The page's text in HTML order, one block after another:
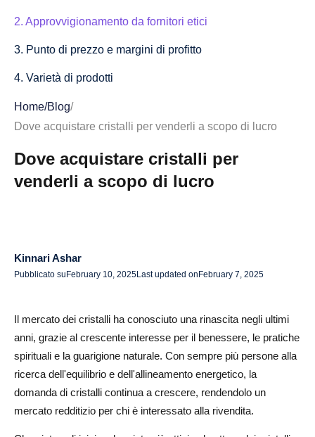
2. Approvvigionamento da fornitori etici
3. Punto di prezzo e margini di profitto
4. Varietà di prodotti
Dove acquistare cristalli per venderli a scopo di lucro
1. Fornitori all'ingrosso di cristalli
2. Mercati online
3. Miniere di cristallo e acquisti minerari diretti
1. Negozi online e piattaforme di e-commerce
3. Social media e influencer marketing
4. Rivendita all'ingrosso
Suggerimenti per il successo nel settore della rivendita di
cristalli
Home/Blog/
Dove acquistare cristalli per venderli a scopo di lucro
Dove acquistare cristalli per
venderli a scopo di lucro
Kinnari Ashar
Pubblicato su February 10, 2025Last updated on February 7, 2025
Il mercato dei cristalli ha conosciuto una rinascita negli ultimi
anni, grazie al crescente interesse per il benessere, le pratiche
spirituali e la guarigione naturale. Con sempre più persone alla
ricerca dell'equilibrio e dell'allineamento energetico, la
domanda di cristalli continua a crescere, rendendolo un
mercato redditizio per chi è interessato alla rivendita.